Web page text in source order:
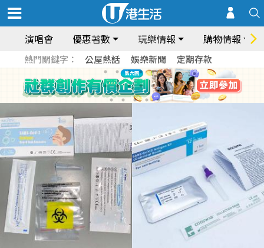
演唱會 優惠著數 玩樂情報 購物情報
熱門關鍵字： 公屋熱話 娛樂新聞 定期存款